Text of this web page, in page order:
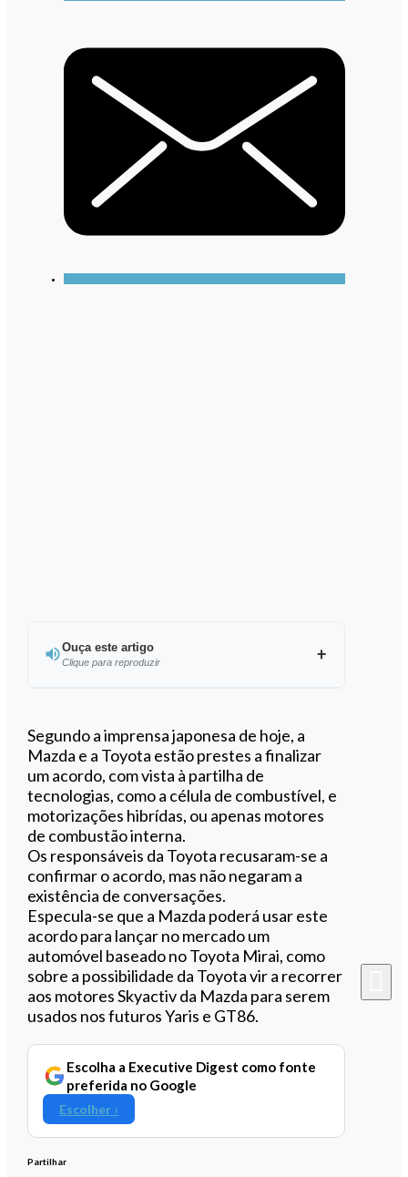
Ouça este artigo
Clique para reproduzir
Segundo a imprensa japonesa de hoje, a
Mazda e a Toyota estão prestes a finalizar
um acordo, com vista à partilha de
tecnologias, como a célula de combustível, e
motorizações hibrídas, ou apenas motores
de combustão interna.
Os responsáveis da Toyota recusaram-se a
confirmar o acordo, mas não negaram a
existência de conversações.
Especula-se que a Mazda poderá usar este
acordo para lançar no mercado um
automóvel baseado no Toyota Mirai, como
sobre a possibilidade da Toyota vir a recorrer
aos motores Skyactiv da Mazda para serem
usados nos futuros Yaris e GT86.
Escolha a Executive Digest como fonte
preferida no Google
Escolher ›
Partilhar